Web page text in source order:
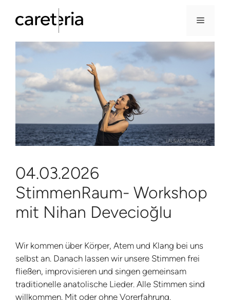
Inhalt
springen
Menü
04.03.2026
StimmenRaum- Workshop
mit Nihan Devecioğlu
Wir kommen über Körper, Atem und Klang bei uns
selbst an. Danach lassen wir unsere Stimmen frei
fließen, improvisieren und singen gemeinsam
traditionelle anatolische Lieder. Alle Stimmen sind
willkommen. Mit oder ohne Vorerfahrung.